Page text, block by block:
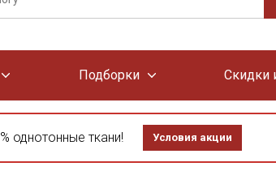
Подборки Скидки
однотонные ткани! Условия акции